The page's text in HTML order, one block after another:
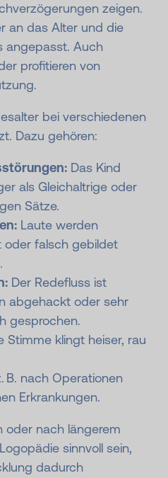
zeigen.
an das Alter und die
angepasst. Auch
profitieren von
bei verschiedenen
Dazu gehören:
Das Kind
als Gleichaltrige oder
Sätze.
Laute werden
oder falsch gebildet
Der Redefluss ist
abgehackt oder sehr
gesprochen.
Stimme klingt heiser, rau
B. nach Operationen
Erkrankungen.
oder nach längerem
sinnvoll sein,
dadurch